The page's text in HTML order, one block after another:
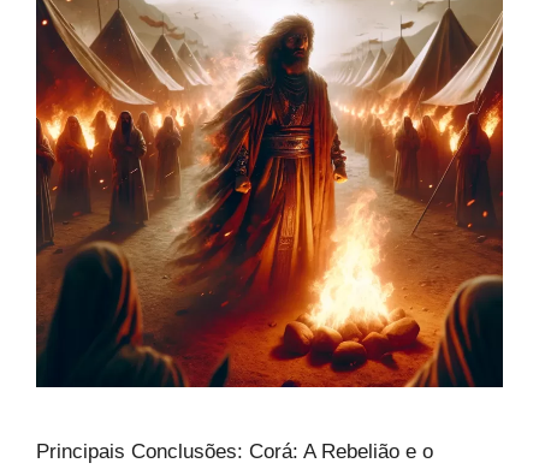
Principais Conclusões: Corá: A Rebelião e o